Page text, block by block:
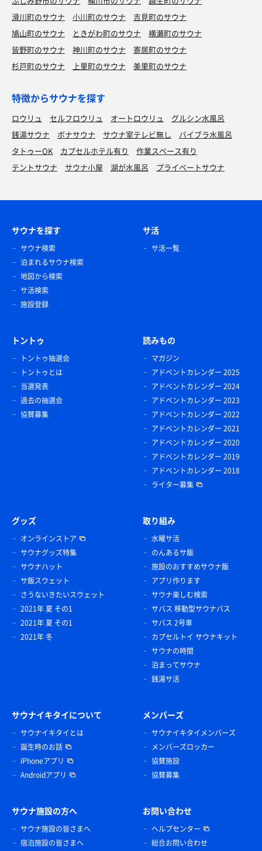
滑川町のサウナ
小川町のサウナ
吉見町のサウナ
鳩山町のサウナ
ときがわ町のサウナ
横瀬町のサウナ
皆野町のサウナ
神川町のサウナ
寄居町のサウナ
杉戸町のサウナ
上里町のサウナ 美里町のサウナ
特徴からサウナを探す
ロウリュ セルフロウリュ オートロウリュ
グルシン水風呂
銭湯サウナ
ボナサウナ サウナ室テレビ無し
バイブラ水風呂
タトゥーOK
カプセルホテル有り
作業スペース有り
テントサウナ
サウナ小屋 湖が水風呂 プライベートサウナ
サウナを探す
サウナ検索
泊まれるサウナ検索
地図から検索
サ活検索
施設登録
サ活
サ活一覧
トントゥ
トントゥ抽選会
トントゥとは
当選発表
過去の抽選会
協賛募集
読みもの
マガジン
アドベントカレンダー 2025
アドベントカレンダー 2024
アドベントカレンダー 2023
アドベントカレンダー 2022
アドベントカレンダー 2021
アドベントカレンダー 2020
アドベントカレンダー 2019
アドベントカレンダー 2018
ライター募集
グッズ
オンラインストア
サウナグッズ特集
サウナハット
サ飯スウェット
さうないきたいスウェット
2021年 夏 その1
2021年 夏 その1
2021年 冬
取り組み
水曜サ活
のんあるサ飯
施設のおすすめサウナ飯
アプリ作ります
サウナ楽しむ検索
サバス 移動型サウナバス
サバス 2号車
カプセルトイ サウナキット
サウナの時間
泊まってサウナ
銭湯サ活
サウナイキタイについて
サウナイキタイとは
誕生時のお話
iPhoneアプリ
Androidアプリ
メンバーズ
サウナイキタイメンバーズ
メンバーズロッカー
協賛施設
協賛募集
サウナ施設の方へ
サウナ施設の皆さまへ
宿泊施設の皆さまへ
お問い合わせ
ヘルプセンター
総合お問い合わせ